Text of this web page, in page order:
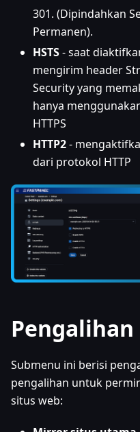
301. (Dipindahkan
Permanen).
HSTS- saat
mengirim header
Security yang
hanya
HTTPS
HTTP2-
dari protokol HTTP
Pengalihan
Submenu ini berisi
pengalihan untuk
situs web: